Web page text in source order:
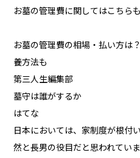
お墓の管理費に関してはこちら
お墓の管理費の相場・払い方は
養方法も
第三人生編集部
墓守は誰がするか
はてな
日本においては、家制度が根付
然と長男の役目だと思われていま